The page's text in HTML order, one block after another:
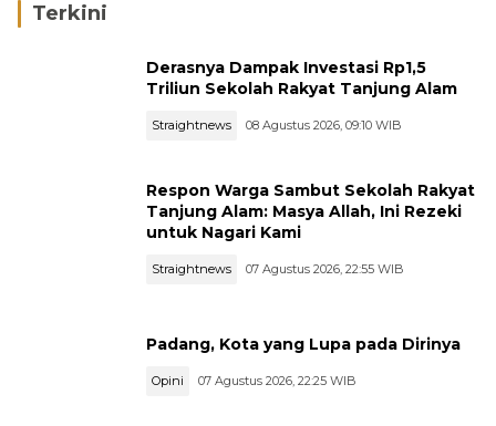
Terkini
Derasnya Dampak Investasi Rp1,5
Triliun Sekolah Rakyat Tanjung Alam
Straightnews 08 Agustus 2026, 09:10 WIB
Respon Warga Sambut Sekolah Rakyat
Tanjung Alam: Masya Allah, Ini Rezeki
untuk Nagari Kami
Straightnews 07 Agustus 2026, 22:55 WIB
Padang, Kota yang Lupa pada Dirinya
Opini 07 Agustus 2026, 22:25 WIB